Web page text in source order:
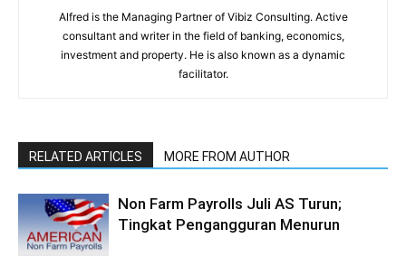
Alfred is the Managing Partner of Vibiz Consulting. Active
consultant and writer in the field of banking, economics,
investment and property. He is also known as a dynamic
facilitator.
RELATED ARTICLES MORE FROM AUTHOR
Non Farm Payrolls Juli AS Turun;
Tingkat Pengangguran Menurun